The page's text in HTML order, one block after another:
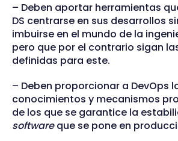
– Deben aportar herramientas
DS centrarse en sus desarrollos
imbuirse en el mundo de la
pero que por el contrario sigan
definidas para este.
– Deben proporcionar a DevOps
conocimientos y mecanismos
de los que se garantice la
softwareque se pone en